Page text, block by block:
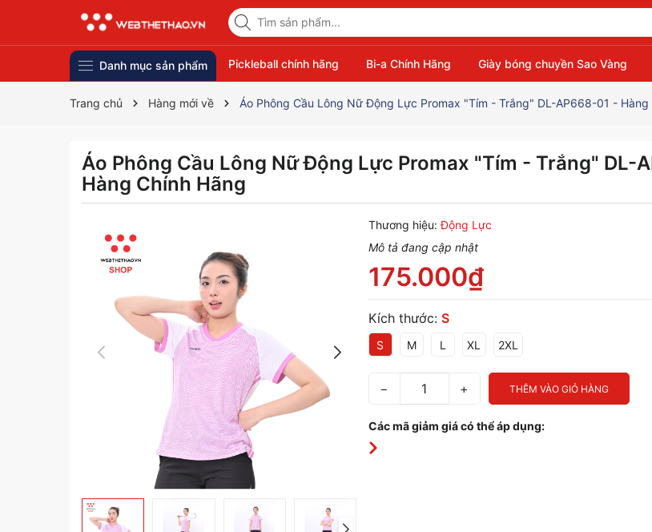
Danh mục sản phẩm Pickleball chính hãng Bi-a Chính Hãng Giày bóng chuyền Sao Vàng
Trang chủ Hàng mới về Áo Phông Cầu Lông Nữ Động Lực Promax "Tím - Trắng" DL-AP668-01 - Hàng
Áo Phông Cầu Lông Nữ Động Lực Promax "Tím - Trắng" DL-
Hàng Chính Hãng
Thương hiệu: Động Lực
Mô tả đang cập nhật
175.000₫
Kích thước: S
S M L XL 2XL
− + THÊM VÀO GIỎ HÀNG
Các mã giảm giá có thể áp dụng: